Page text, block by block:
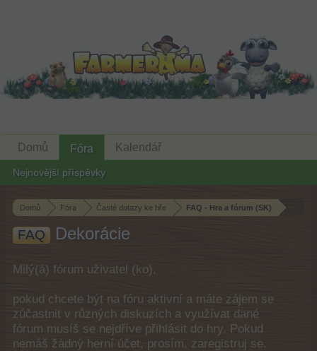
Domů Fóra Časté dotazy ke hře FAQ - Hra a fórum (SK)
FAQ Dekorácie
Milý(á) fórum uživatel (ko),
pokud chcete být na fóru aktivní a máte zájem se
zúčastnit v různých diskuzích a využívat dané
fórum musíš se nejdříve přihlásit do hry. Pokud
nemáš žádný herní účet, prosím, zaregistruj se.
Domů Fóra
Nejnovější příspěvky
Kalendář